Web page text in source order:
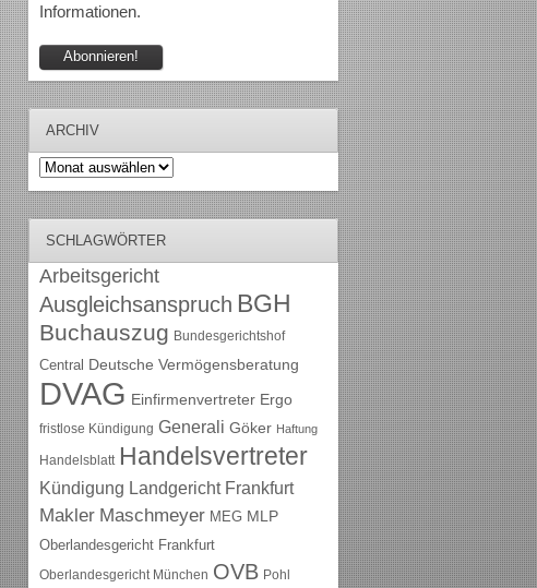
Informationen.
ARCHIV
Archiv
SCHLAGWÖRTER
Arbeitsgericht
Ausgleichsanspruch BGH
Buchauszug Bundesgerichtshof
Central Deutsche Vermögensberatung
DVAG Einfirmenvertreter Ergo
fristlose Kündigung Generali Göker Haftung
Handelsblatt Handelsvertreter
Kündigung Landgericht Frankfurt
Makler Maschmeyer MEG MLP
Oberlandesgericht Frankfurt
Oberlandesgericht München OVB Pohl